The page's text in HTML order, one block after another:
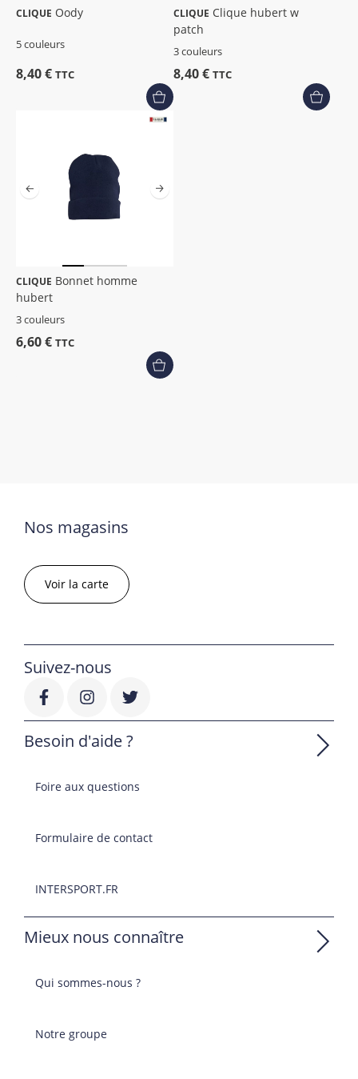
CLIQUE Oody
5 couleurs
8,40 € TTC
CLIQUE
patch
3 couleurs
8,40 € TTC
CLIQUE
hubert
3 couleurs
6,60 € TTC
Nos magasins
Voir la carte
Suivez-nous
Besoin d'aide ?
Foire aux questions
Formulaire de contact
INTERSPORT.FR
Mieux nous connaître
Qui sommes-nous ?
Notre groupe